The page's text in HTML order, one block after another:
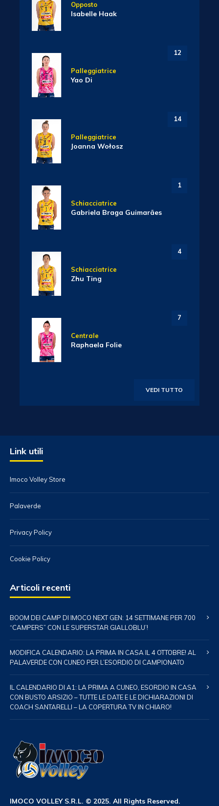
Opposto
Isabelle Haak
12
Palleggiatrice
Yao Di
14
Palleggiatrice
Joanna Wołosz
1
Schiacciatrice
Gabriela Braga Guimarães
4
Schiacciatrice
Zhu Ting
7
Centrale
Raphaela Folie
VEDI TUTTO
Link utili
Imoco Volley Store
Palaverde
Privacy Policy
Cookie Policy
Articoli recenti
BOOM DEI CAMP DI IMOCO NEXT GEN: 14 SETTIMANE PER 700
“CAMPERS” CON LE SUPERSTAR GIALLOBLU’!
MODIFICA CALENDARIO: LA PRIMA IN CASA IL 4 OTTOBRE! AL
PALAVERDE CON CUNEO PER L’ESORDIO DI CAMPIONATO
IL CALENDARIO DI A1: LA PRIMA A CUNEO, ESORDIO IN CASA
CON BUSTO ARSIZIO – TUTTE LE DATE E LE DICHIARAZIONI DI
COACH SANTARELLI – LA COPERTURA TV IN CHIARO!
IMOCO VOLLEY S.R.L. © 2025. All Rights Reserved.